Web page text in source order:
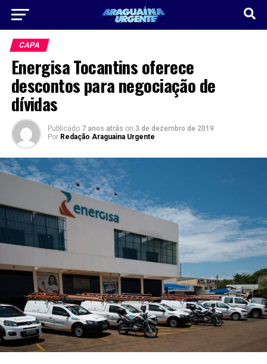
CAPA
Energisa Tocantins oferece
descontos para negociação de
dívidas
Publicado 7 anos atrás on 3 de dezembro de 2019
Por Redação Araguaina Urgente